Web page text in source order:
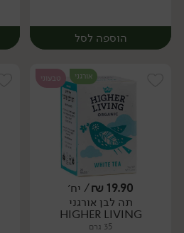
הוספה לסל
יח׳
אורגני טבעוני
19.90
₪/ יח׳
תה לבן אורגני
HIGHER LIVING
35 גרם